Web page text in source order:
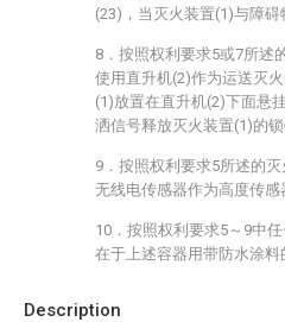
Description
(23)，当灭火装置(1)与障碍
8．按照权利要求5或7所述
使用直升机(2)作为运送灭
(1)放置在直升机(2)下面悬
洒信号释放灭火装置(1)的锁
9．按照权利要求5所述的
无线电传感器作为高度传感
10．按照权利要求5～9中
在于上述容器用带防水涂料